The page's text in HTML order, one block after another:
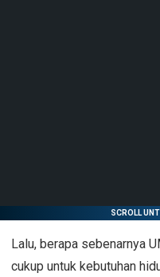
SCROLL
Lalu, berapa sebenarnya
cukup untuk kebutuhan